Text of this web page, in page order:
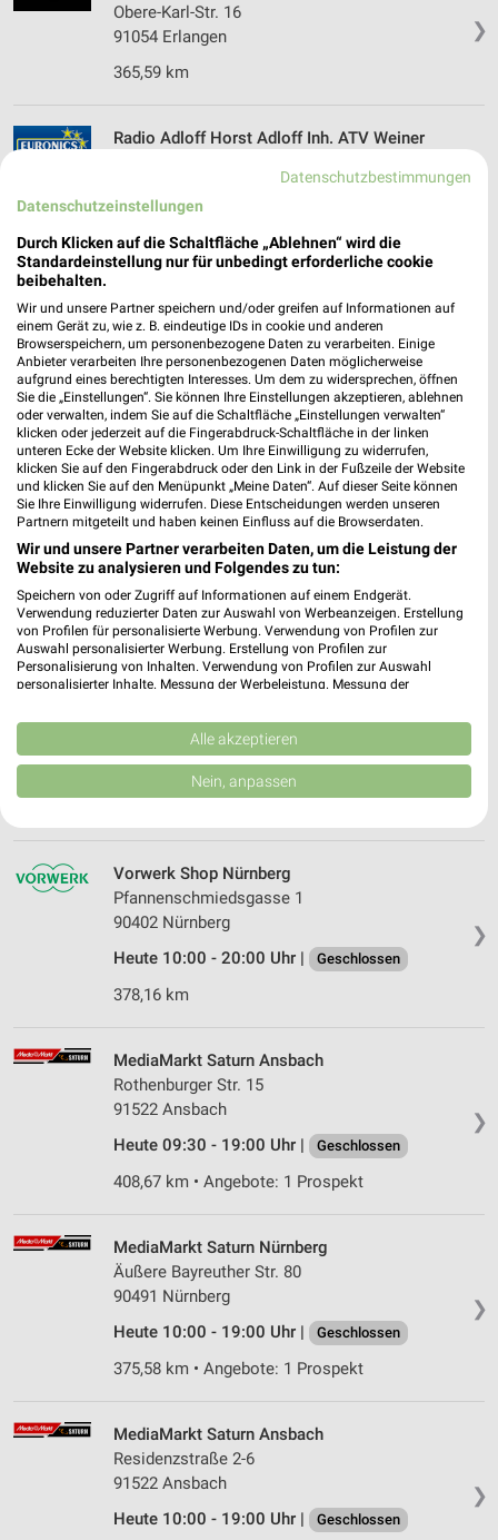
❯
Obere-Karl-Str. 16
91054 Erlangen
365,59 km
Radio Adloff Horst Adloff Inh. ATV Weiner
91054 Erlangen
365,59 km • Angebote: 1 Prospekt
EURONICS XXL Hartmann Bad Windsheim
Westheimer Str. 4
91438 Bad Windsheim
Heute 09:00 - 18:00 Uhr | Geschlossen
395,77 km
MediaMarkt Saturn Nürnberg
Virnsberger Str. 2-4
90431 Nürnberg
380,90 km • Angebote: 1 Prospekt
❯
MediaMarkt Saturn Nürnberg
90403 Nürnberg
Heute 10:00 - 19:00 Uhr |
❯
Vorwerk Shop Nürnberg
Pfannenschmiedsgasse 1
90402 Nürnberg
Heute 10:00 - 20:00 Uhr |
Geschlossen
378,16 km
❯
MediaMarkt Saturn Ansbach
Rothenburger Str. 15
91522 Ansbach
Heute 09:30 - 19:00 Uhr |
Geschlossen
408,67 km • Angebote: 1 Prospekt
❯
MediaMarkt Saturn Nürnberg
Äußere Bayreuther Str. 80
90491 Nürnberg
Heute 10:00 - 19:00 Uhr |
Geschlossen
375,58 km • Angebote: 1 Prospekt
❯
MediaMarkt Saturn Ansbach
Residenzstraße 2-6
91522 Ansbach
Heute 10:00 - 19:00 Uhr |
Geschlossen
Datenschutzbestimmungen
Datenschutzeinstellungen
Durch Klicken auf die Schaltfläche „Ablehnen“ wird die
Standardeinstellung nur für unbedingt erforderliche cookie
beibehalten.
Wir und unsere Partner speichern und/oder greifen auf Informationen auf
einem Gerät zu, wie z. B. eindeutige IDs in cookie und anderen
Browserspeichern, um personenbezogene Daten zu verarbeiten. Einige
Anbieter verarbeiten Ihre personenbezogenen Daten möglicherweise
aufgrund eines berechtigten Interesses. Um dem zu widersprechen, öffnen
Sie die „Einstellungen“. Sie können Ihre Einstellungen akzeptieren, ablehnen
oder verwalten, indem Sie auf die Schaltfläche „Einstellungen verwalten“
klicken oder jederzeit auf die Fingerabdruck-Schaltfläche in der linken
unteren Ecke der Website klicken. Um Ihre Einwilligung zu widerrufen,
klicken Sie auf den Fingerabdruck oder den Link in der Fußzeile der Website
und klicken Sie auf den Menüpunkt „Meine Daten“. Auf dieser Seite können
Sie Ihre Einwilligung widerrufen. Diese Entscheidungen werden unseren
Partnern mitgeteilt und haben keinen Einfluss auf die Browserdaten.
Wir und unsere Partner verarbeiten Daten, um die Leistung der
Website zu analysieren und Folgendes zu tun:
Speichern von oder Zugriff auf Informationen auf einem Endgerät.
Verwendung reduzierter Daten zur Auswahl von Werbeanzeigen. Erstellung
von Profilen für personalisierte Werbung. Verwendung von Profilen zur
Auswahl personalisierter Werbung. Erstellung von Profilen zur
Personalisierung von Inhalten. Verwendung von Profilen zur Auswahl
personalisierter Inhalte. Messung der Werbeleistung. Messung der
Kombinationen von Daten aus verschiedenen Quellen. Entwicklung und
Verbesserung der Angebote. Verwendung reduzierter Daten zur Auswahl
von Inhalten.
Daten können außerhalb der Europäischen Union weitergegeben und in die
USA gesendet werden.
Website/App.
Partnerliste anzeigen (1 IAB-Anbieter)
Wir nutzen Ihre Daten für folgende Zwecke:
IAB-Verarbeitungszwecke:
Speichern von oder Zugriff auf Informationen
Erstellung von Profilen für personalisierte
Verwendung von Profilen zur Auswahl
Verwendung von Profilen zur Auswahl
personalisierter Inhalte
Messung der Werbeleistung
Analyse von Zielgruppen durch Statistiken oder
Kombinationen von Daten aus verschiedenen
Entwicklung und Verbesserung der Angebote
Alle akzeptieren
Nein, anpassen